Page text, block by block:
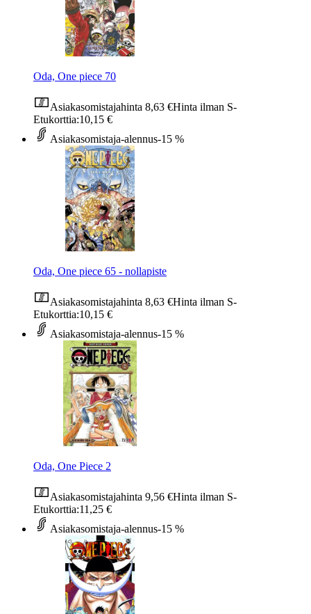
Oda, One piece 70
Asiakasomistajahinta 8,63 €Hinta ilman S-
Etukorttia:10,15 €
Asiakasomistaja-alennus-15 %
Oda, One piece 65 - nollapiste
Asiakasomistajahinta 8,63 €Hinta ilman S-
Etukorttia:10,15 €
Asiakasomistaja-alennus-15 %
Oda, One Piece 2
Asiakasomistajahinta 9,56 €Hinta ilman S-
Etukorttia:11,25 €
Asiakasomistaja-alennus-15 %